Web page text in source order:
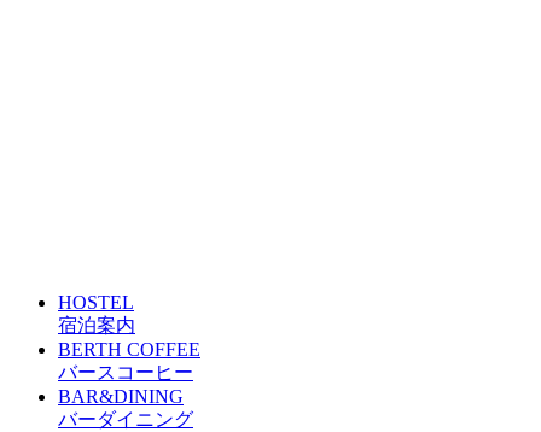
HOSTEL
宿泊案内
BERTH COFFEE
バースコーヒー
BAR&DINING
バーダイニング